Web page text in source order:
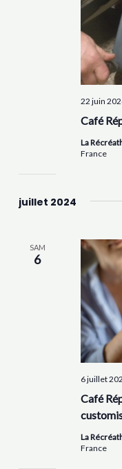
Café
22 juin
La
France
juillet 2024
SAM
6
Café
6 juillet
La
France